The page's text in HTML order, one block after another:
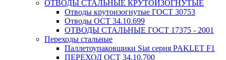
ОТВОДЫ СТАЛЬНЫЕ КРУТОИЗОГНУТЫЕ
Отводы крутоизогнутые ГОСТ 30753
Отводы ОСТ 34.10.699
ОТВОДЫ СТАЛЬНЫЕ ГОСТ 17375 - 2001
Переходы стальные
Паллетоупаковщики Siat серия PAKLET F1
ПЕРЕХОД ОСТ 34.10.700